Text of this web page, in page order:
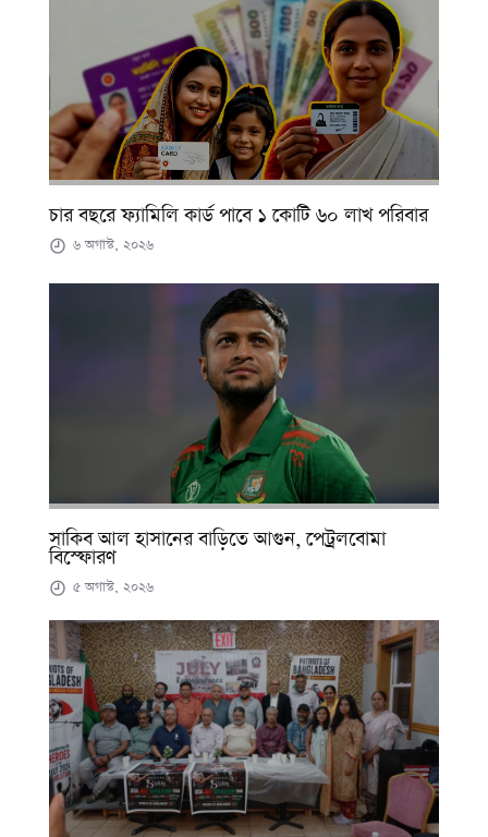
চার বছরে ফ্যামিলি কার্ড পাবে ১ কোটি ৬০ লাখ পরিবার
৬ অগাস্ট, ২০২৬
সাকিব আল হাসানের বাড়িতে আগুন, পেট্রলবোমা
বিস্ফোরণ
৫ অগাস্ট, ২০২৬